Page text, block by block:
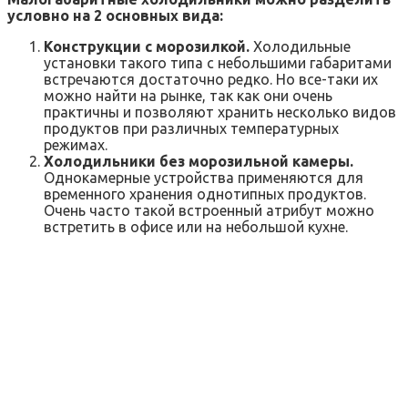
условно на 2 основных вида:
Конструкции с морозилкой. Холодильные
установки такого типа с небольшими габаритами
встречаются достаточно редко. Но все-таки их
можно найти на рынке, так как они очень
практичны и позволяют хранить несколько видов
продуктов при различных температурных
режимах.
Холодильники без морозильной камеры.
Однокамерные устройства применяются для
временного хранения однотипных продуктов.
Очень часто такой встроенный атрибут можно
встретить в офисе или на небольшой кухне.